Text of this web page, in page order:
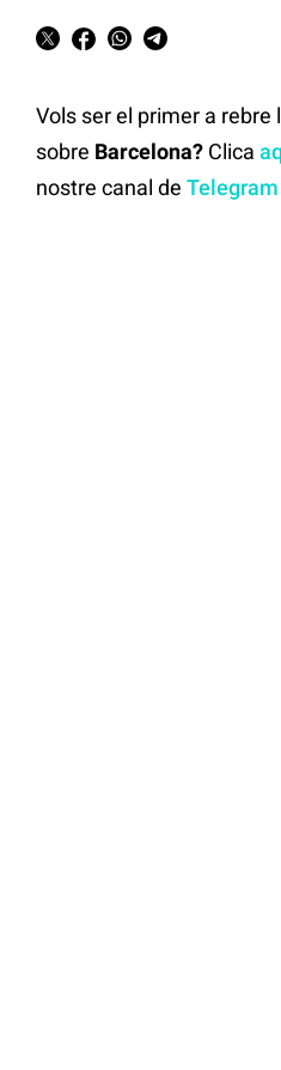
Vols ser el primer a
sobre Barcelona? Clica
nostre canal de Telegram